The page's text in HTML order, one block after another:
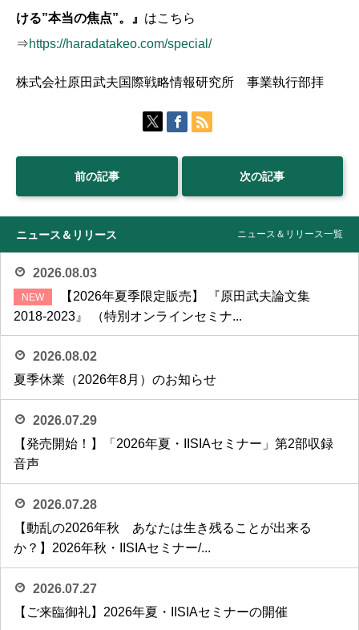
ける”本当の焦点”。』 はこちら
⇒https://haradatakeo.com/special/
株式会社原田武夫国際戦略情報研究所 事業執行部拝
前の記事 次の記事
ニュース＆リリース ニュース＆リリース一覧
2026.08.03
【2026年夏季限定販売】 『原田武夫論文集
2018-2023』 （特別オンラインセミナ...
2026.08.02
夏季休業（2026年8月）のお知らせ
2026.07.29
【発売開始！】「2026年夏・IISIAセミナー」第2部収録
音声
2026.07.28
【動乱の2026年秋 あなたは生き残ることが出来る
か？】2026年秋・IISIAセミナー/...
2026.07.27
【ご来臨御礼】2026年夏・IISIAセミナーの開催